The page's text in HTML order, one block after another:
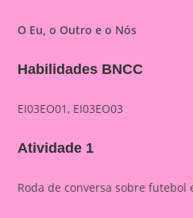
O Eu, o Outro e o Nós
Habilidades BNCC
EI03EO01, EI03EO03
Atividade 1
Roda de conversa sobre futebol